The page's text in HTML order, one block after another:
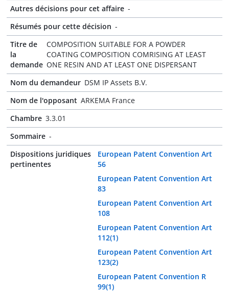
Autres décisions pour cet affaire -
Résumés pour cette décision -
Titre de
la
demande
COMPOSITION SUITABLE FOR A POWDER
COATING COMPOSITION COMRISING AT LEAST
ONE RESIN AND AT LEAST ONE DISPERSANT
Nom du demandeur DSM IP Assets B.V.
Nom de l'opposant ARKEMA France
Chambre 3.3.01
Sommaire -
Dispositions juridiques
pertinentes
European Patent Convention Art
56
European Patent Convention Art
83
European Patent Convention Art
108
European Patent Convention Art
112(1)
European Patent Convention Art
123(2)
European Patent Convention R
99(1)